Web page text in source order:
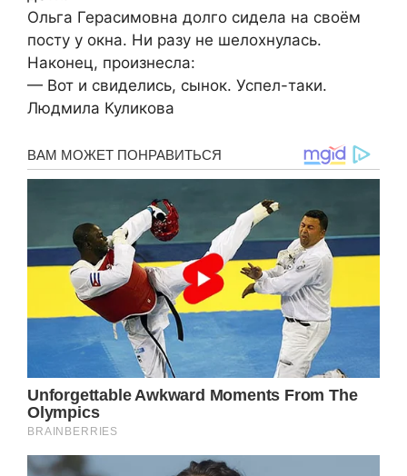
Ольга Герасимовна долго сидела на своём
посту у окна. Ни разу не шелохнулась.
Наконец, произнесла:
— Вот и свиделись, сынок. Успел-таки.
Людмила Куликова